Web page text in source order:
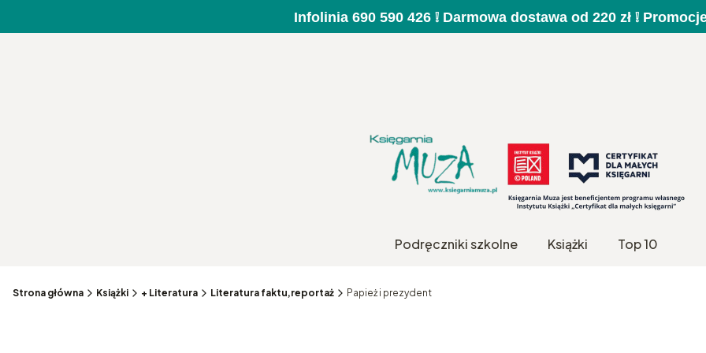
Infolinia 690 590 426 ❕ Darmowa dostawa od 220 zł ❕
Podręczniki szkolne Książki Top 10
Strona główna Książki + Literatura Literatura faktu,reportaż Papież i prezydent